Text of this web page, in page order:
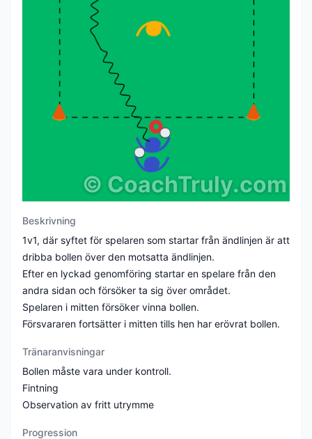
© CoachTruly.com
Beskrivning
1v1, där syftet för spelaren som startar från ändlinjen är att
dribba bollen över den motsatta ändlinjen.
Efter en lyckad genomföring startar en spelare från den
andra sidan och försöker ta sig över området.
Spelaren i mitten försöker vinna bollen.
Försvararen fortsätter i mitten tills hen har erövrat bollen.
Tränaranvisningar
Bollen måste vara under kontroll.
Fintning
Observation av fritt utrymme
Progression